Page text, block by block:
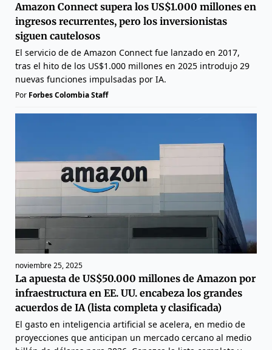
Amazon Connect supera los US$1.000 millones en
ingresos recurrentes, pero los inversionistas
siguen cautelosos
El servicio de de Amazon Connect fue lanzado en 2017,
tras el hito de los US$1.000 millones en 2025 introdujo 29
nuevas funciones impulsadas por IA.
Por Forbes Colombia Staff
noviembre 25, 2025
La apuesta de US$50.000 millones de Amazon por
infraestructura en EE. UU. encabeza los grandes
acuerdos de IA (lista completa y clasificada)
El gasto en inteligencia artificial se acelera, en medio de
proyecciones que anticipan un mercado cercano al medio